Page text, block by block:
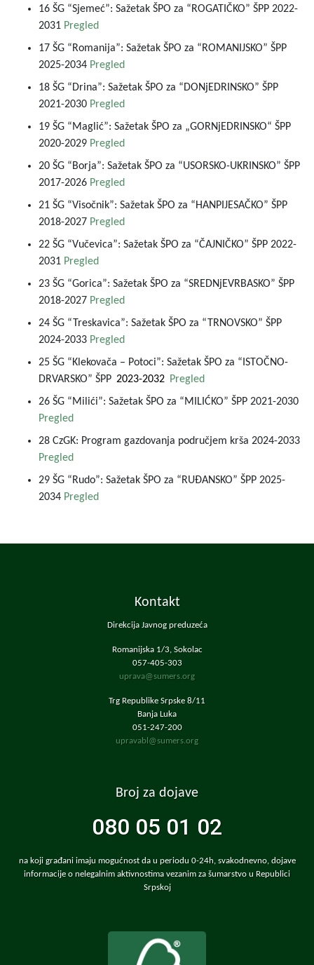
16 ŠG “Sjemeć”: Sažetak ŠPO za “ROGATIČKO” ŠPP 2022-
2031 Pregled
17 ŠG “Romanija”: Sažetak ŠPO za “ROMANIJSKO” ŠPP
2025-2034 Pregled
18 ŠG “Drina”: Sažetak ŠPO za “DONjEDRINSKO” ŠPP
2021-2030 Pregled
19 ŠG “Maglić”: Sažetak ŠPO za „GORNjEDRINSKO“ ŠPP
2020-2029 Pregled
20 ŠG “Borja”: Sažetak ŠPO za “USORSKO-UKRINSKO” ŠPP
2017-2026 Pregled
21 ŠG “Visočnik”: Sažetak ŠPO za “HANPIJESAČKO” ŠPP
2018-2027 Pregled
22 ŠG “Vučevica”: Sažetak ŠPO za “ČAJNIČKO” ŠPP 2022-
2031 Pregled
23 ŠG “Gorica”: Sažetak ŠPO za “SREDNjEVRBASKO” ŠPP
2018-2027 Pregled
24 ŠG “Treskavica”: Sažetak ŠPO za “TRNOVSKO” ŠPP
2024-2033 Pregled
25 ŠG “Klekovača – Potoci”: Sažetak ŠPO za “ISTOČNO-
DRVARSKO” ŠPP 2023-2032 Pregled
26 ŠG “Milići”: Sažetak ŠPO za “MILIĆKO” ŠPP 2021-2030
Pregled
28 CzGK: Program gazdovanja područjem krša 2024-2033
Pregled
29 ŠG “Rudo”: Sažetak ŠPO za “RUĐANSKO” ŠPP 2025-
2034 Pregled
Kontakt
Direkcija Javnog preduzeća
Romanijska 1/3, Sokolac
057-405-303
uprava@sumers.org
Trg Republike Srpske 8/11
Banja Luka
051-247-200
upravabl@sumers.org
Broj za dojave
080 05 01 02
na koji građani imaju mogućnost da u periodu 0-24h, svakodnevno, dojave
informacije o nelegalnim aktivnostima vezanim za šumarstvo u Republici
Srpskoj